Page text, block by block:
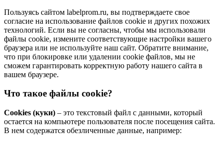
Пользуясь сайтом labelprom.ru, вы подтверждаете свое
согласие на использование файлов cookie и других похожих
технологий. Если вы не согласны, чтобы мы использовали
файлы cookie, измените соответствующие настройки вашего
браузера или не используйте наш сайт. Обратите внимание,
что при блокировке или удалении cookie файлов, мы не
сможем гарантировать корректную работу нашего сайта в
вашем браузере.
Что такое файлы cookie?
Cookies (куки) – это текстовый файл с данными, который
остается на компьютере пользователя после посещения сайта.
В нем содержатся обезличенные данные, например: